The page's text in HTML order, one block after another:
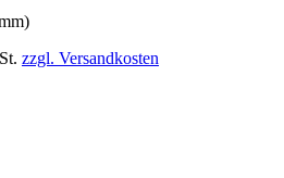
zzgl. Versandkosten